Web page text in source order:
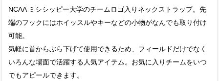
NCAA ミシシッピー大学のチームロゴ入りネックストラップ。先
端のフックにはホイッスルやキーなどの小物がなんでも取り付け
可能。
気軽に首からぶら下げて使用できるため、フィールドだけでなく
いろんな場面で活躍する人気アイテム。お気に入りチームをいつ
でもアピールできます。